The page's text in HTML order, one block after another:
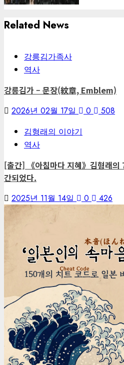
Related News
강릉김가족사
역사
강릉김가 – 문장(紋章, Emblem)
2026년 02월 17일 0
508
김형래의 이야기
역사
[출간] 《아침마다 지혜》김형래의
간되었다.
2025년 11월 14일 0 426